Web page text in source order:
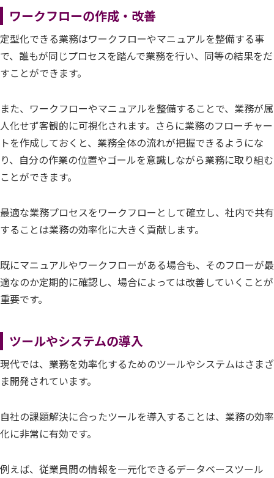
ワークフローの作成・改善
定型化できる業務はワークフローやマニュアルを整備する事
で、誰もが同じプロセスを踏んで業務を行い、同等の結果をだ
すことができます。
また、ワークフローやマニュアルを整備することで、業務が属
人化せず客観的に可視化されます。さらに業務のフローチャー
トを作成しておくと、業務全体の流れが把握できるようにな
り、自分の作業の位置やゴールを意識しながら業務に取り組む
ことができます。
最適な業務プロセスをワークフローとして確立し、社内で共有
することは業務の効率化に大きく貢献します。
既にマニュアルやワークフローがある場合も、そのフローが最
適なのか定期的に確認し、場合によっては改善していくことが
重要です。
ツールやシステムの導入
現代では、業務を効率化するためのツールやシステムはさまざ
ま開発されています。
自社の課題解決に合ったツールを導入することは、業務の効率
化に非常に有効です。
例えば、従業員間の情報を一元化できるデータベースツール